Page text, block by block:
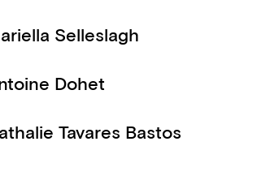
Selleslagh
Dohet
Tavares Bastos